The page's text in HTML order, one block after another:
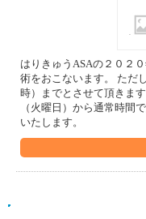
はりきゅうASAの２０２
術をおこないます。 ただ
時）までとさせて頂きま
（火曜日）から通常時間
いたします。